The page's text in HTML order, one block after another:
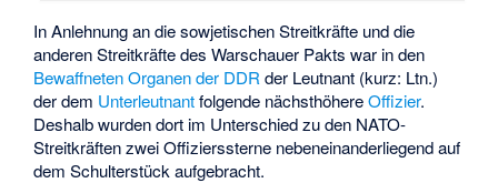
In Anlehnung an die sowjetischen Streitkräfte und die
anderen Streitkräfte des Warschauer Pakts war in den
Bewaffneten Organen der DDR der Leutnant (kurz: Ltn.)
der dem Unterleutnantfolgende nächsthöhereOffizier.
Deshalb wurden dort im Unterschied zu den NATO-
Streitkräften zwei Offizierssterne nebeneinanderliegend auf
dem Schulterstück aufgebracht.